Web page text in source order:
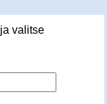
valitse